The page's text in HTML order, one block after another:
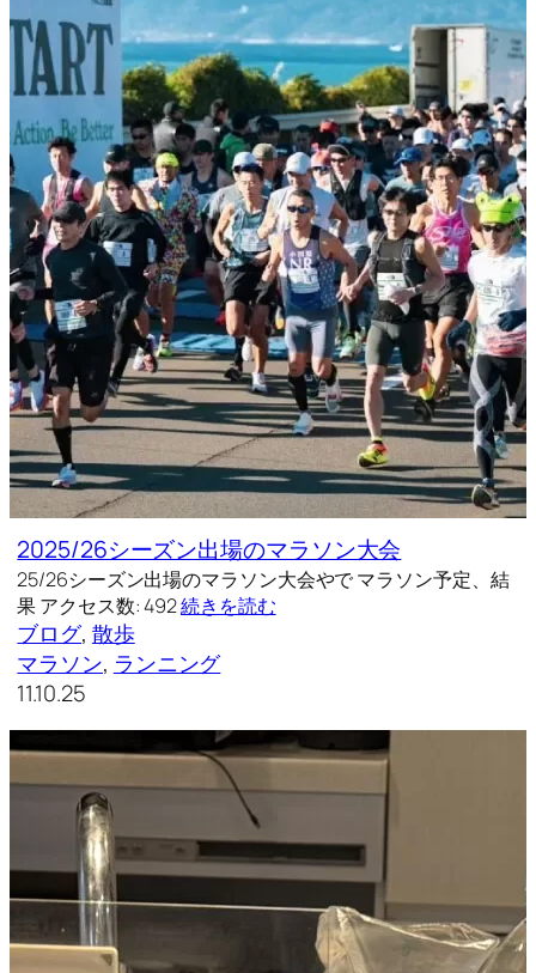
2025/26シーズン出場のマラソン大会
25/26シーズン出場のマラソン大会やで マラソン予定、結
果 アクセス数: 492続きを読む
ブログ, 散歩
マラソン, ランニング
11.10.25